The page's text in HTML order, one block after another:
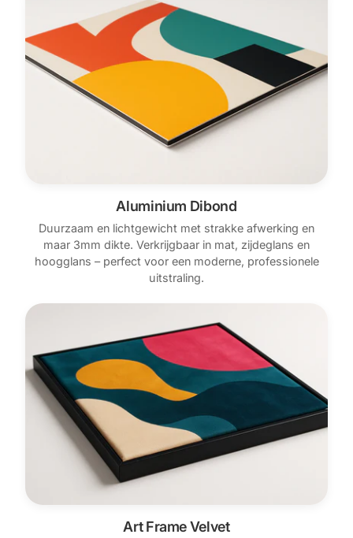
Aluminium Dibond
Duurzaam en lichtgewicht met strakke afwerking en
maar 3mm dikte. Verkrijgbaar in mat, zijdeglans en
hoogglans – perfect voor een moderne, professionele
uitstraling.
Art Frame Velvet